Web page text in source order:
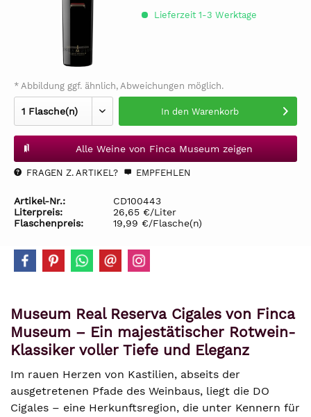
Lieferzeit 1-3 Werktage
* Abbildung ggf. ähnlich, Abweichungen möglich.
In den Warenkorb
Alle Weine von Finca Museum zeigen
FRAGEN Z. ARTIKEL? EMPFEHLEN
Artikel-Nr.:
CD100443
Literpreis:
26,65 €/Liter
Flaschenpreis:
19,99 €/Flasche(n)
Museum Real Reserva Cigales von Finca
Museum – Ein majestätischer Rotwein-
Klassiker voller Tiefe und Eleganz
Im rauen Herzen von Kastilien, abseits der
ausgetretenen Pfade des Weinbaus, liegt die DO
Cigales – eine Herkunftsregion, die unter Kennern für